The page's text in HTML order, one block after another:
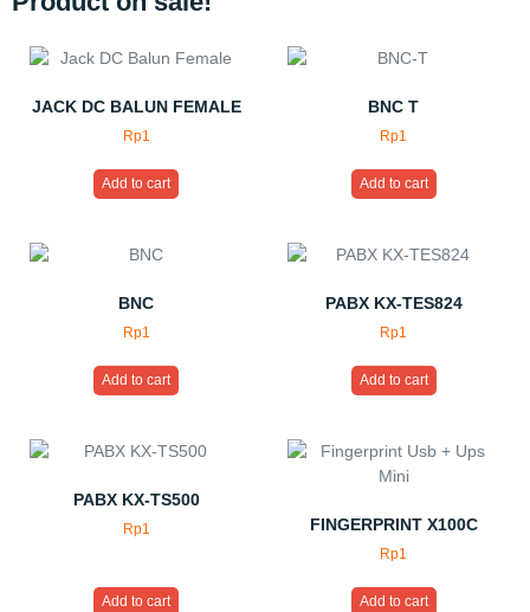
JACK DC BALUN FEMALE
Rp1
Add to cart
BNC T
Rp1
Add to cart
BNC
Rp1
Add to cart
PABX KX-TES824
Rp1
Add to cart
PABX KX-TS500
Rp1
Add to cart
FINGERPRINT X100C
Rp1
Add to cart